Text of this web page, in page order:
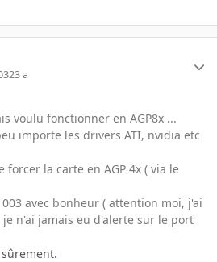
23 a
voulu fonctionner en AGP8x ...
importe les drivers ATI, nvidia etc
forcer la carte en AGP 4x ( via le
avec bonheur ( attention moi, j'ai
n'ai jamais eu d'alerte sur le port